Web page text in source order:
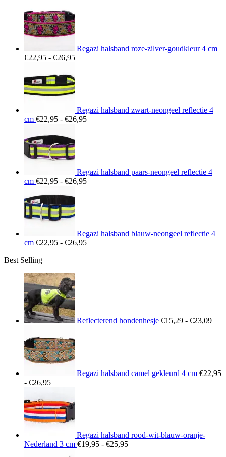
Regazi halsband roze-zilver-goudkleur 4 cm
€22,95 - €26,95Prijsklasse:
Regazi halsband zwart-neongeel reflectie 4
cm €22,95 - €26,95Prijsklasse:
Regazi halsband paars-neongeel reflectie 4
cm €22,95 - €26,95Prijsklasse:
Regazi halsband blauw-neongeel reflectie 4
cm €22,95 - €26,95Prijsklasse:
Best Selling
Reflecterend hondenhesje €15,29 - €23,09
Regazi halsband camel gekleurd 4 cm €22,95
- €26,95Prijsklasse:
tot
€26,95
Regazi halsband rood-wit-blauw-oranje-
Nederland 3 cm €19,95 - €25,95Prijsklasse: